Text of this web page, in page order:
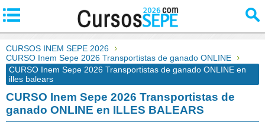
CURSOS INEM SEPE 2026
CURSO Inem Sepe 2026 Transportistas de ganado ONLINE
CURSO Inem Sepe 2026 Transportistas de ganado ONLINE en
illes balears
CURSO Inem Sepe 2026 Transportistas de
ganado ONLINE en ILLES BALEARS